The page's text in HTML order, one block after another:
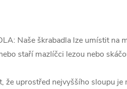
Naše škrabadla lze umístit na
staří mazlíčci lezou nebo
že uprostřed nejvyššího sloupu je